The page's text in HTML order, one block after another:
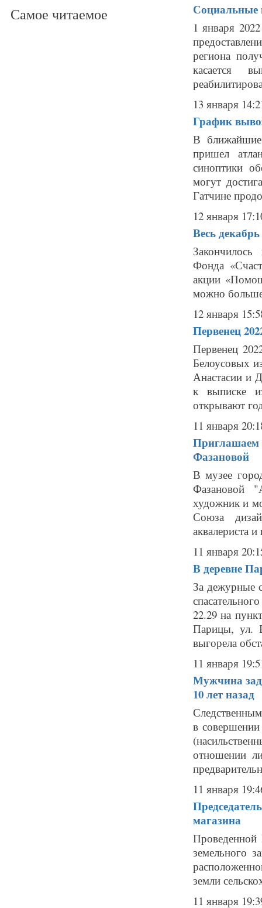
Самое читаемое Социальные
1 января
региона
касается
13 января
График
В ближайшие
пришел
синоптики
могут
Гатчине
12 января
Весь
Фонда
акции
можно
12 января
Первенец
Первенец
Белоусовых
Анастасии и
к выписке
открывают
11 января
Приглашаем
Фазановой
В музее
Фазановой
художник и
Союза
аквалериста
11 января
В деревне
За дежурные
22.29 на
Парицы, ул.
выгорела
11 января
Мужчина
10 лет назад
в
отношении
11 января
магазина
Проведенной
земельного
земли
11 января